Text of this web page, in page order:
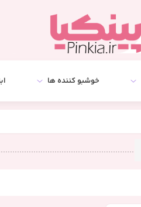
خوشبو کننده ها